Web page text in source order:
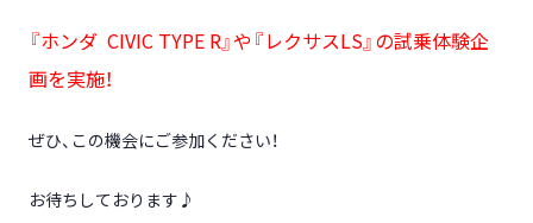
『ホンダ CIVIC TYPE R』や『レクサスLS』の試乗体験企
画を実施！
ぜひ、この機会にご参加ください！
お待ちしております♪